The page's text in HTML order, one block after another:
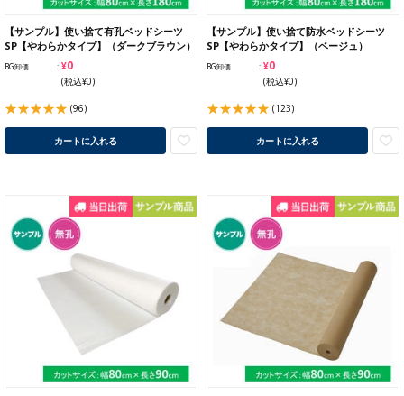
【サンプル】使い捨て有孔ベッドシーツ
SP【やわらかタイプ】（ダークブラウン）
BG卸価 ¥0
(税込¥0)
(96)
カートに入れる
【サンプル】使い捨て防水ベッドシーツ
SP【やわらかタイプ】（ベージュ）
BG卸価 ¥0
(税込¥0)
(123)
カートに入れる